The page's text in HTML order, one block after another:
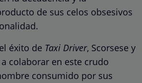
de sus celos obsesivos
éxito de Taxi Driver, Scorsese y
colaborar en este crudo
consumido por sus